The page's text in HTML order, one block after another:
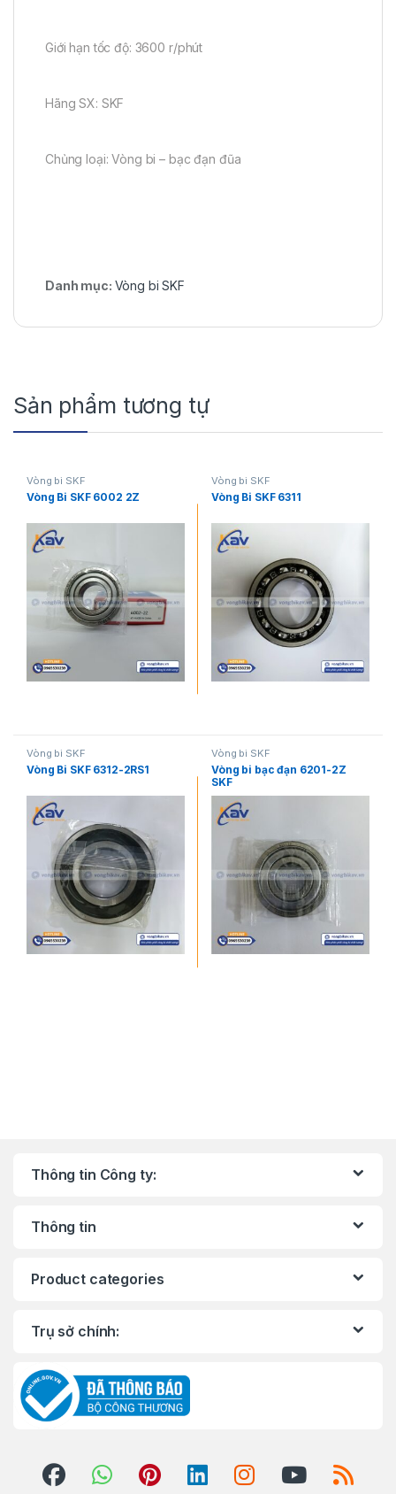
Giới hạn tốc độ: 3600 r/phút
Hãng SX: SKF
Chủng loại: Vòng bi – bạc đạn đũa
Danh mục: Vòng bi SKF
Sản phẩm tương tự
Vòng bi SKF
Vòng Bi SKF 6002 2Z
Vòng bi SKF
Vòng Bi SKF 6311
Vòng bi SKF
Vòng Bi SKF 6312-2RS1
Vòng bi SKF
Vòng bi bạc đạn 6201-2Z
SKF
Thông tin Công ty:
Thông tin
Product categories
Trụ sở chính: